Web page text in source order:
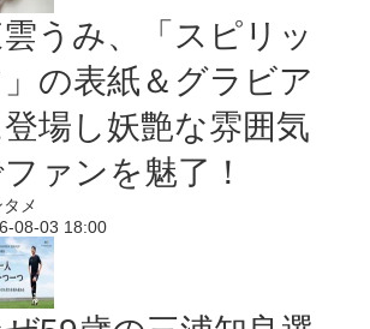
うみ、「スピリッ
の表紙＆グラビア
場し妖艶な雰囲気
ァンを魅了！
メ
08-03 18:00